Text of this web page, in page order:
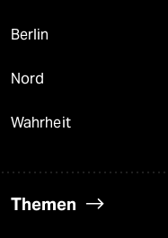
Berlin
Nord
Wahrheit
Themen